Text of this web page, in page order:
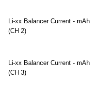
Li-xx Balancer Current - mAh
(CH 2)
Li-xx Balancer Current - mAh
(CH 3)